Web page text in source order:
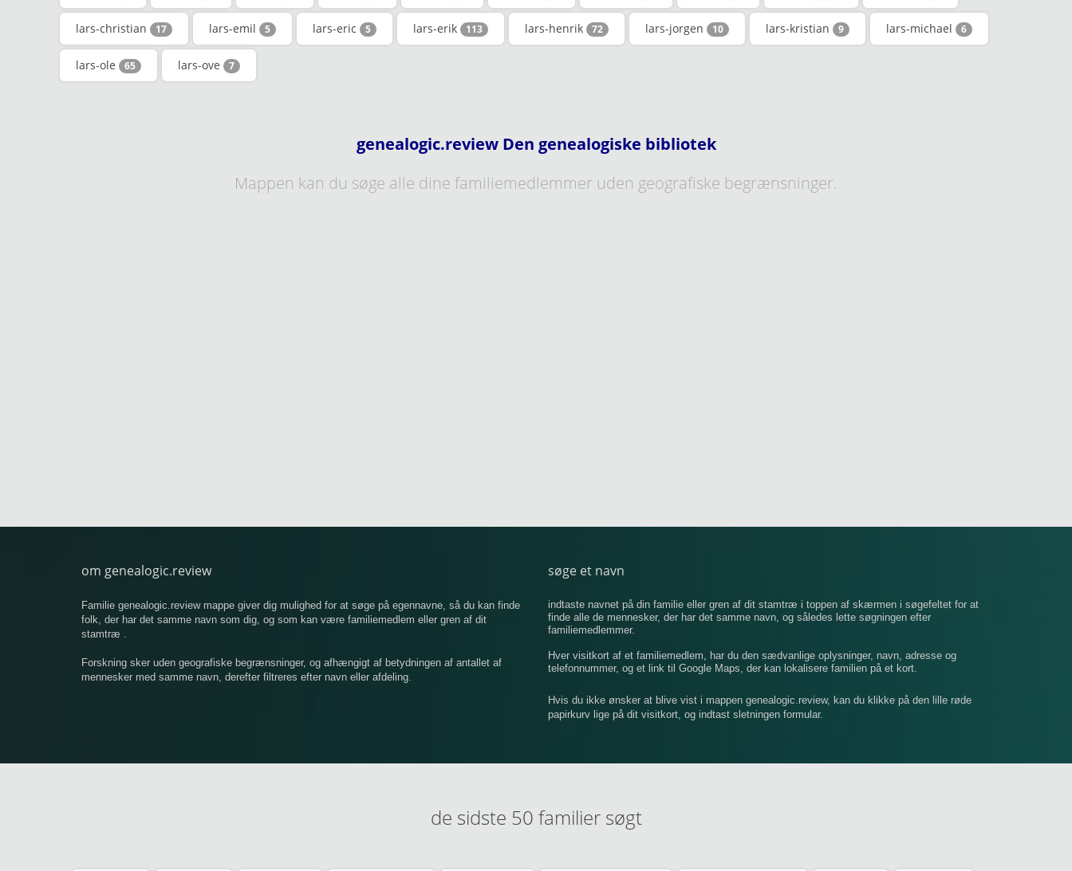
lars-christian 17 lars-emil 5 lars-eric 5 lars-erik 113 lars-henrik 72 lars-jorgen 10 lars-kristian 9 lars-michael 6
lars-ole 65 lars-ove 7
genealogic.review Den genealogiske bibliotek
Mappen kan du søge alle dine familiemedlemmer uden geografiske begrænsninger.
om genealogic.review
Familie genealogic.review mappe giver dig mulighed for at søge på egennavne, så du kan finde
folk, der har det samme navn som dig, og som kan være familiemedlem eller gren af ​​dit
stamtræ .
Forskning sker uden geografiske begrænsninger, og afhængigt af betydningen af ​​antallet af
mennesker med samme navn, derefter filtreres efter navn eller afdeling.
søge et navn
indtaste navnet på din familie eller gren af ​​dit stamtræ i toppen af ​​skærmen i søgefeltet for at
finde alle de mennesker, der har det samme navn, og således lette søgningen efter
familiemedlemmer.
Hver visitkort af et familiemedlem, har du den sædvanlige oplysninger, navn, adresse og
telefonnummer, og et link til Google Maps, der kan lokalisere familien på et kort.
Hvis du ikke ønsker at blive vist i mappen genealogic.review, kan du klikke på den lille røde
papirkurv lige på dit visitkort, og indtast sletningen formular.
de sidste 50 familier søgt